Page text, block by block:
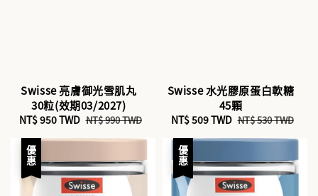
Swisse 亮膚御光雪肌丸
30粒(效期03/2027)
Sale
price
NT$ 950 TWD Regular
price
NT$ 990 TWD
Swisse 水光膠原蛋白軟糖
45顆
Sale
price
NT$ 509 TWD Regular
price
NT$ 530 TWD
優惠 優惠